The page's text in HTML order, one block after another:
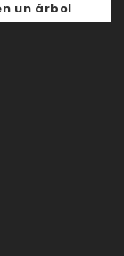
un árbol